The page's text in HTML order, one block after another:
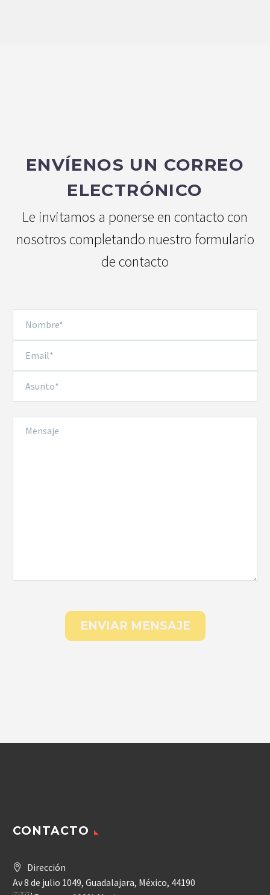
ENVÍENOS UN CORREO
ELECTRÓNICO
Le invitamos a ponerse en contacto con
nosotros completando nuestro formulario
de contacto
CONTACTO
Dirección
Av 8 de julio 1049, Guadalajara, México, 44190